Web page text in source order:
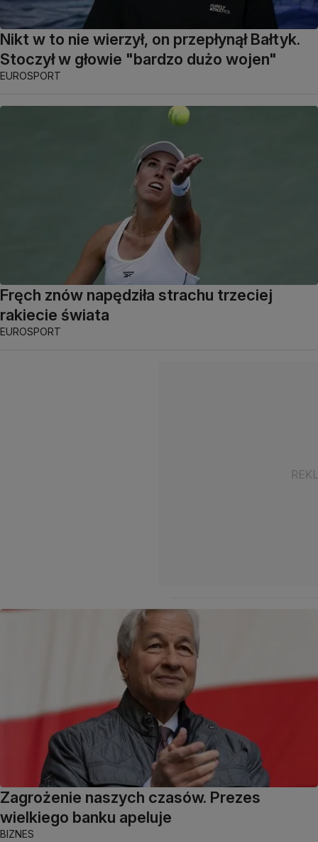
Nikt w to nie wierzył, on przepłynął Bałtyk.
Stoczył w głowie "bardzo dużo wojen"
EUROSPORT
Fręch znów napędziła strachu trzeciej
rakiecie świata
EUROSPORT
Zagrożenie naszych czasów. Prezes
wielkiego banku apeluje
BIZNES